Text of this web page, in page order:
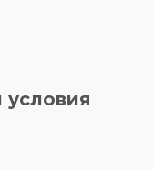
условия